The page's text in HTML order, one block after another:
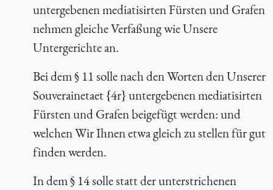
untergebenen mediatisirten Fürsten und Grafen
nehmen gleiche Verfaßung wie Unsere
Untergerichte an.
Bei dem § 11 solle nach den Wortenden Unserer
Souverainetaet{4r}untergebenen mediatisirten
Fürsten und Grafenbeigefügt werden:und
welchen Wir Ihnen etwa gleich zu stellen für gut
finden werden.
In dem § 14 solle statt der unterstrichenen